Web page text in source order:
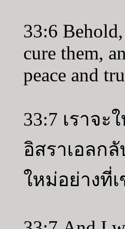
33:6
cure them,
peace and
33:7 เราจ
อิสราเอลก
ใหม่อย่างที่